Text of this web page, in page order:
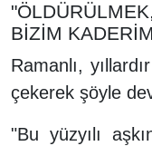
BİZİM
Ramanlı,
çekerek şöyle
"Bu yüzyılı